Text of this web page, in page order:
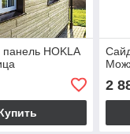
HOKLA
2